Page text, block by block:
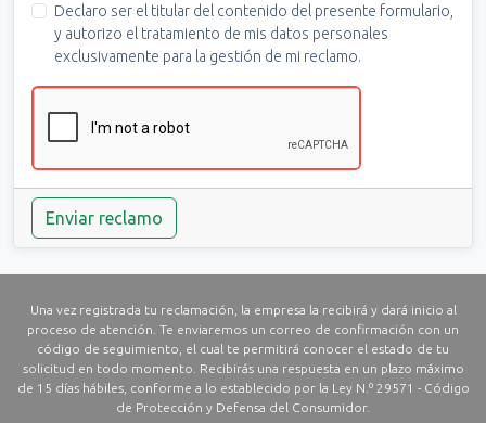
Declaro ser el titular del contenido del presente formulario,
y autorizo el tratamiento de mis datos personales
exclusivamente para la gestión de mi reclamo.
Enviar reclamo
Una vez registrada tu reclamación, la empresa la recibirá y dará inicio al
proceso de atención. Te enviaremos un correo de confirmación con un
código de seguimiento, el cual te permitirá conocer el estado de tu
solicitud en todo momento. Recibirás una respuesta en un plazo máximo
de 15 días hábiles, conforme a lo establecido por la Ley N.º 29571 - Código
de Protección y Defensa del Consumidor.